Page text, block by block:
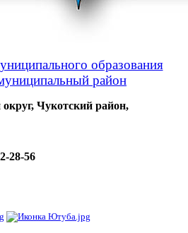
образования
район
Чукотский район,
28-56